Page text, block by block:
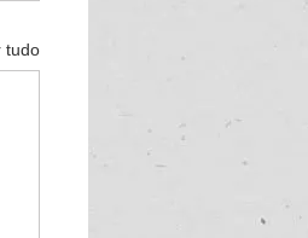
tudo